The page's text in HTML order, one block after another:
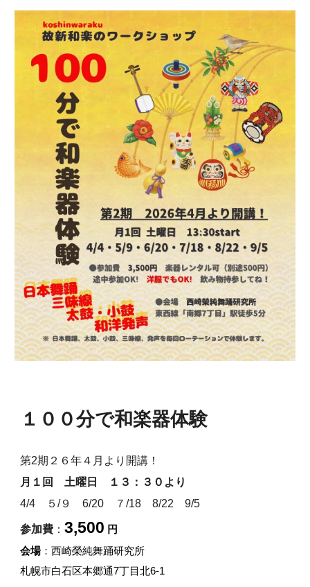
１００分で和楽器体験
第2期２６年４月より開講！
月１回 土曜日 １３：３０より
4/4 ５/９ 6/20 ７/18 8/22 9/5
参加費 ：3,500 円
会場 ：西崎榮純舞踊研究所
札幌市白石区本郷通7丁目北6-1